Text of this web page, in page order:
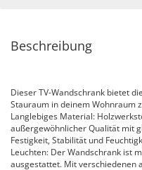
Beschreibung
Dieser TV-Wandschrank bietet
Stauraum in deinem Wohnraum
Langlebiges Material:
außergewöhnlicher Qualität mit
Festigkeit, Stabilität und
Leuchten: Der Wandschrank ist
ausgestattet. Mit verschiedenen